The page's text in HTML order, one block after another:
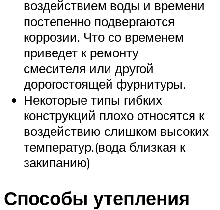
воздействием воды и времени
постепенно подвергаются
коррозии. Что со временем
приведет к ремонту
смесителя или другой
дорогостоящей фурнитуры.
Некоторые типы гибких
конструкций плохо относятся к
воздействию слишком высоких
температур.(вода близкая к
закипанию)
Способы утепления